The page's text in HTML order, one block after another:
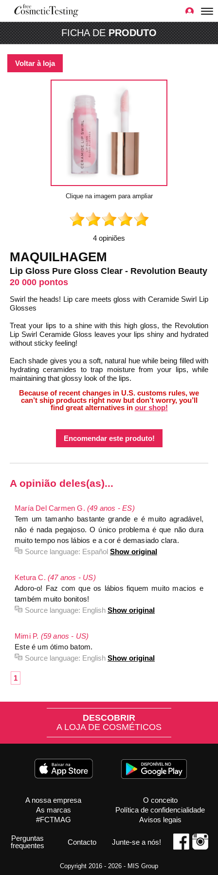
FICHA DEPRODUTO
Voltar à loja
Clique na imagem para ampliar
4 opiniões
MAQUILHAGEM
Lip Gloss Pure Gloss Clear - Revolution Beauty
20 000 pontos
Swirl the heads! Lip care meets gloss with Ceramide Swirl Lip
Glosses
Treat your lips to a shine with this high gloss, the Revolution
Lip Swirl Ceramide Gloss leaves your lips shiny and hydrated
without sticky feeling!
Each shade gives you a soft, natural hue while being filled with
hydrating ceramides to trap moisture from your lips, while
maintaining that glossy look of the lips.
Because of recent changes in U.S. customs rules, we
can’t ship products right now but don’t worry, you’ll
find great alternatives in our shop!
Encomendar este produto!
A opinião deles(as)...
María Del Carmen G. (49 anos - ES)
Tem um tamanho bastante grande e é muito agradável,
não é nada pegajoso. O único problema é que não dura
muito tempo nos lábios e a cor é demasiado clara.
Source language: Español Show original
Ketura C. (47 anos - US)
Adoro-o! Faz com que os lábios fiquem muito macios e
também muito bonitos!
Source language: English Show original
Mimi P. (59 anos - US)
Este é um ótimo batom.
Source language: English Show original
1
DESCOBRIR
A LOJA DE COSMÉTICOS
A nossa empresa
As marcas
#FCTMAG
O conceito
Política de confidencialidade
Avisos legais
Perguntas
frequentes
Contacto Junte-se a nós!
Copyright 2016 - 2026 - MIS Group